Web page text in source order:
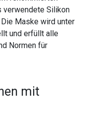
verwendete Silikon
Maske wird unter
und erfüllt alle
Normen für
mit